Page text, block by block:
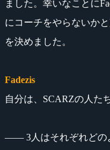
ました。幸いなことに
にコーチをやらないか
を決めました。
Fadezis
自分は、SCARZの人た
―― 3人はそれぞれどの